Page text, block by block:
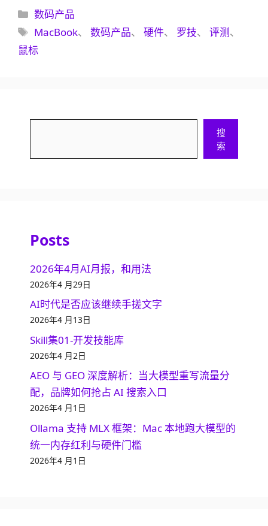
分
类
数码产品
标
签
MacBook、数码产品、硬件、 罗技、评测、
鼠标
搜
索
Posts
2026年4月AI月报，和用法
2026年4 月29日
AI时代是否应该继续手搓文字
2026年4 月13日
Skill集01-开发技能库
2026年4 月2日
AEO 与 GEO 深度解析：当大模型重写流量分
配，品牌如何抢占 AI 搜索入口
2026年4 月1日
Ollama 支持 MLX 框架：Mac 本地跑大模型的
统一内存红利与硬件门槛
2026年4 月1日